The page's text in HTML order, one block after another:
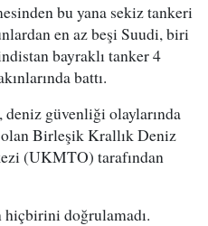
bu yana sekiz tankeri
en az beşi Suudi, biri
bayraklı tanker 4
battı.
deniz güvenliği olaylarında
olan Birleşik Krallık Deniz
(UKMTO) tarafından
hiçbirini doğrulamadı.